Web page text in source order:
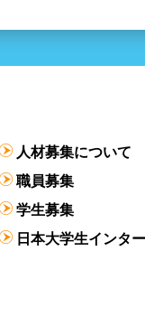
人材募集について
職員募集
学生募集
日本大学生インタ